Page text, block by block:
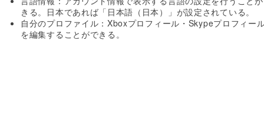
きる。日本であれば「日本語（日本）」が設定されている。
自分のプロファイル：Xboxプロフィール・Skypeプロフィー
を編集することができる。